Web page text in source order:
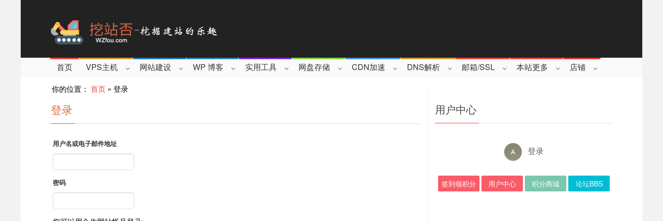
首页 VPS主机 网站建设 WP 博客 实用工具 网盘存储 CDN加速 DNS解析 邮箱/SSL 本站更多 店铺
你的位置： 首页 » 登录
登录
用户名或电子邮件地址
密码
用户中心
登录
签到领积分 用户中心 积分商城 论坛BBS